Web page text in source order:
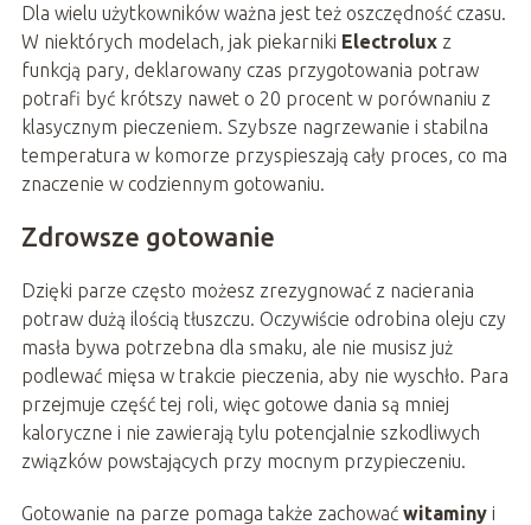
Dla wielu użytkowników ważna jest też oszczędność czasu.
W niektórych modelach, jak piekarniki Electroluxz
funkcją pary, deklarowany czas przygotowania potraw
potrafi być krótszy nawet o 20 procent w porównaniu z
klasycznym pieczeniem. Szybsze nagrzewanie i stabilna
temperatura w komorze przyspieszają cały proces, co ma
znaczenie w codziennym gotowaniu.
Zdrowsze gotowanie
Dzięki parze często możesz zrezygnować z nacierania
potraw dużą ilością tłuszczu. Oczywiście odrobina oleju czy
masła bywa potrzebna dla smaku, ale nie musisz już
podlewać mięsa w trakcie pieczenia, aby nie wyschło. Para
przejmuje część tej roli, więc gotowe dania są mniej
kaloryczne i nie zawierają tylu potencjalnie szkodliwych
związków powstających przy mocnym przypieczeniu.
Gotowanie na parze pomaga także zachować witaminyi